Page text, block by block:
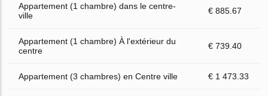
Appartement (1 chambre) dans le centre-
ville
€ 885.67
Appartement (1 chambre) À l'extérieur du
centre
€ 739.40
Appartement (3 chambres) en Centre ville € 1 473.33